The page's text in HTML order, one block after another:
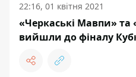
22:16, 01 квітня 2021
«Черкаські Мавпи» та
вийшли до фіналу